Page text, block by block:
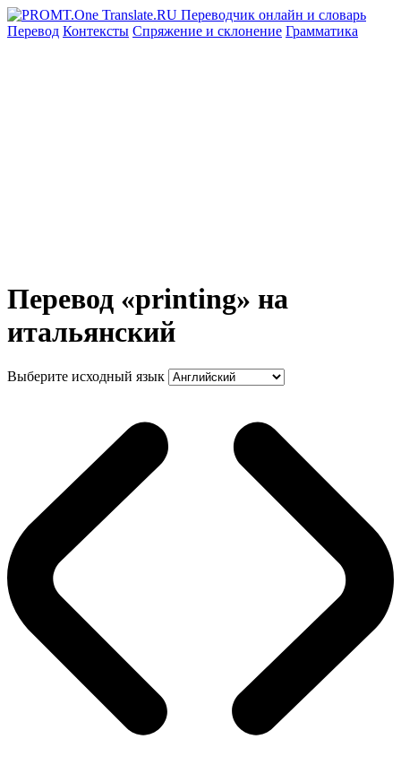
Перевод Контексты Спряжение и склонение Грамматика
Перевод «printing» на
итальянский
Выберите исходный язык